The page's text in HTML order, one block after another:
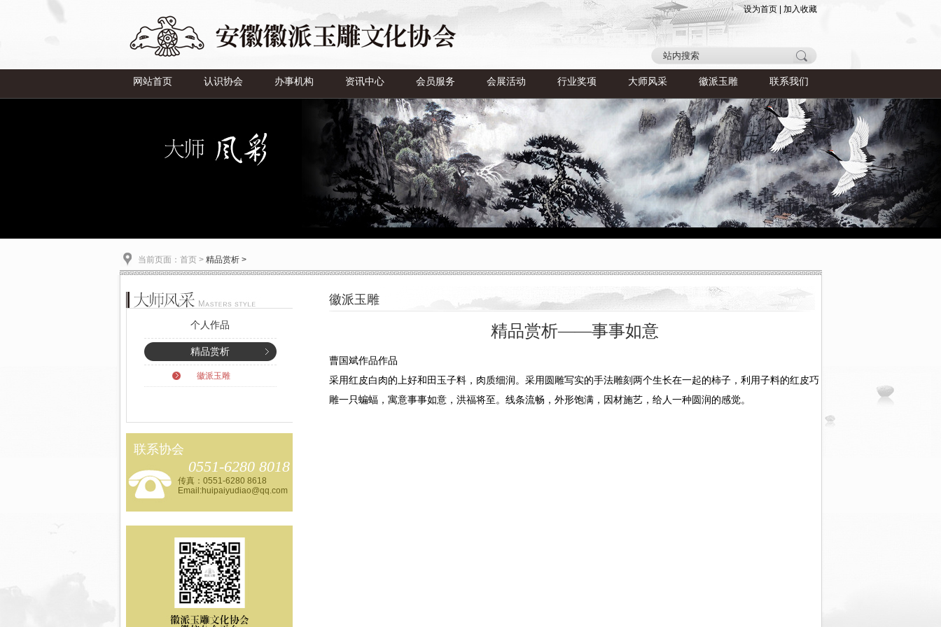
设为首页 加入收藏
网站首页 认识协会 办事机构 资讯中心 会员服务 会展活动 行业奖项 大师风采 徽派玉雕 联系我们
当前页面： 首页 > 精品赏析 >
个人作品
精品赏析
徽派玉雕
联系协会
0551-6280 8018
传真：0551-6280 8618
Email:huipaiyudiao@qq.com
徽派玉雕
精品赏析——事事如意
曹国斌作品作品
采用红皮白肉的上好和田玉子料，肉质细润。采用圆雕写实的手法雕刻两个生长在一起的柿子，利用子料的红皮巧
雕一只蝙蝠，寓意事事如意，洪福将至。线条流畅，外形饱满，因材施艺，给人一种圆润的感觉。